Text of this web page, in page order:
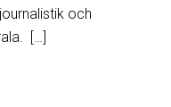
och
[…]